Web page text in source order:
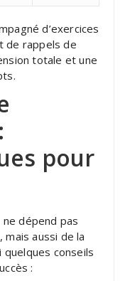
d’exercices
de rappels de
totale et une
pour
ne dépend pas
aussi de la
conseils
: